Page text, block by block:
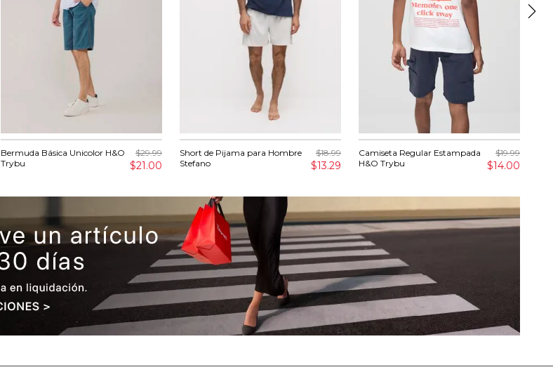
Bermuda Básica Unicolor H&O
Trybu
$29.99
$21.00
Short de Pijama para Hombre
Stefano
$18.99
$13.29
Camiseta Regular Estampada
H&O Trybu
$19.99
$14.00